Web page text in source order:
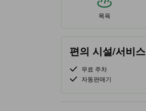
목욕
편의 시설/서비스
무료 주차
자동판매기